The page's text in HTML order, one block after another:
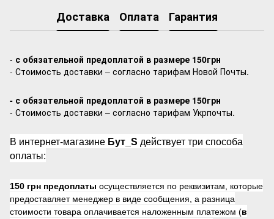
Доставка Оплата Гарантия
- с обязательной предоплатой в размере 150грн
- Стоимость доставки – согласно тарифам Новой Почты.
- с обязательной предоплатой в размере 150грн
- Стоимость доставки – согласно тарифам Укрпочты.
В интернет-магазине Бут_S действует три способа
оплаты:
150 грн предоплаты осуществляется по реквизитам, которые
предоставляет менеджер в виде сообщения, а разница
стоимости товара оплачивается наложенным платежом (в